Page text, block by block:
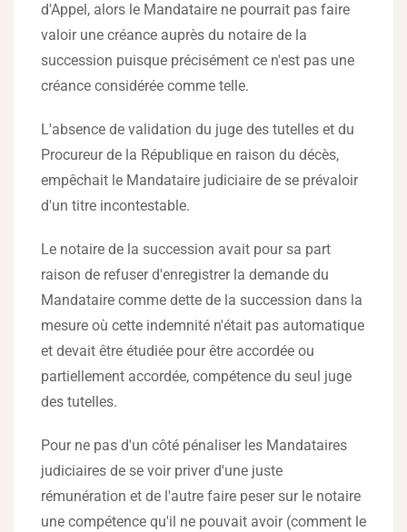
d'Appel, alors le Mandataire ne pourrait pas faire
valoir une créance auprès du notaire de la
succession puisque précisément ce n'est pas une
créance considérée comme telle.
L'absence de validation du juge des tutelles et du
Procureur de la République en raison du décès,
empêchait le Mandataire judiciaire de se prévaloir
d'un titre incontestable.
Le notaire de la succession avait pour sa part
raison de refuser d'enregistrer la demande du
Mandataire comme dette de la succession dans la
mesure où cette indemnité n'était pas automatique
et devait être étudiée pour être accordée ou
partiellement accordée, compétence du seul juge
des tutelles.
Pour ne pas d'un côté pénaliser les Mandataires
judiciaires de se voir priver d'une juste
rémunération et de l'autre faire peser sur le notaire
une compétence qu'il ne pouvait avoir (comment le